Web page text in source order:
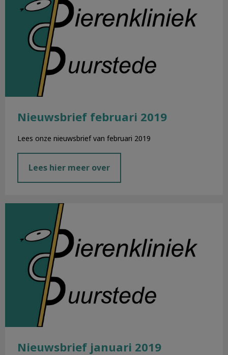
Nieuwsbrief februari 2019
Lees onze nieuwsbrief van februari 2019
Lees hier meer over
Nieuwsbrief januari 2019
Nieuwsbrief januari 2019